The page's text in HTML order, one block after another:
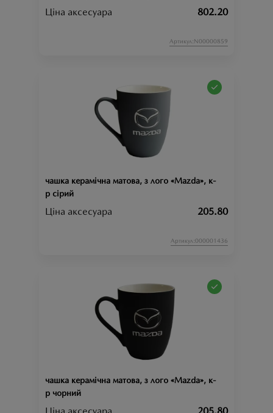
Ціна аксесуара 802.20
Артикул:N00000859
чашка керамічна матова, з лого «Mazda», к-
р сірий
Ціна аксесуара 205.80
Артикул:000001436
чашка керамічна матова, з лого «Mazda», к-
р чорний